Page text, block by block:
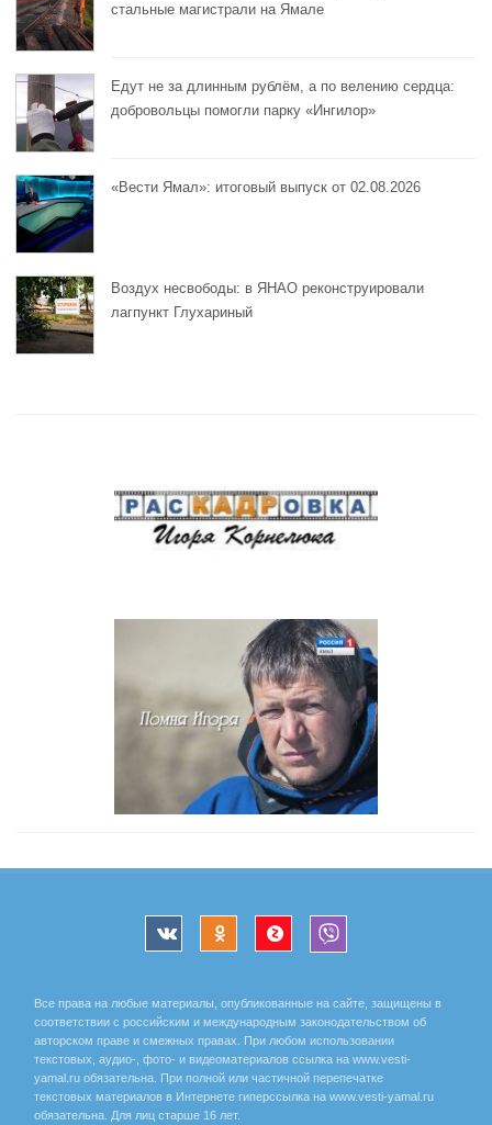
стальные магистрали на Ямале
Едут не за длинным рублём, а по велению сердца:
добровольцы помогли парку «Ингилор»
«Вести Ямал»: итоговый выпуск от 02.08.2026
Воздух несвободы: в ЯНАО реконструировали
лагпункт Глухариный
Все права на любые материалы, опубликованные на сайте, защищены в
соответствии с российским и международным законодательством об
авторском праве и смежных правах. При любом использовании
текстовых, аудио-, фото- и видеоматериалов ссылка на www.vesti-
yamal.ru обязательна. При полной или частичной перепечатке
текстовых материалов в Интернете гиперссылка на www.vesti-yamal.ru
обязательна. Для лиц старше 16 лет.